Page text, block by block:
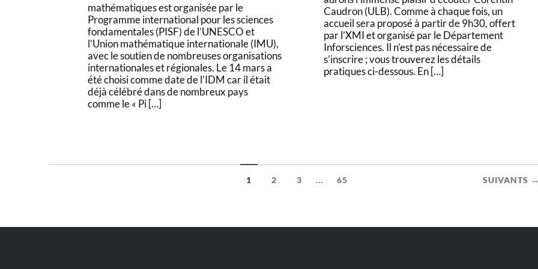
mathématiques est organisée par le
Programme international pour les sciences
fondamentales (PISF) de l’UNESCO et
l’Union mathématique internationale (IMU),
avec le soutien de nombreuses organisations
internationales et régionales. Le 14 mars a
été choisi comme date de l’IDM car il était
déjà célébré dans de nombreux pays
comme le « Pi […]
Caudron (ULB). Comme à chaque fois, un
accueil sera proposé à partir de 9h30, offert
par l’XMI et organisé par le Département
Inforsciences. Il n’est pas nécessaire de
s’inscrire ; vous trouverez les détails
pratiques ci-dessous. En […]
1 2 3 ... 65 SUIVANTS